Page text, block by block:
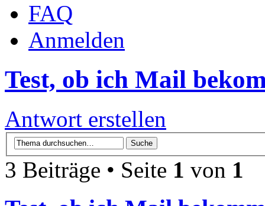
FAQ
Anmelden
Test, ob ich Mail
Antwort erstellen
3 Beiträge • Seite 1 von 1